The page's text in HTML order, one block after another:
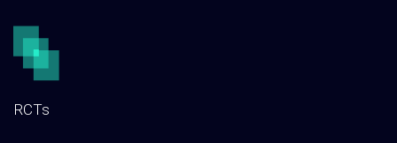
RCTs